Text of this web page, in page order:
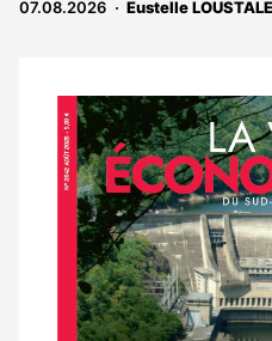
07.08.2026 Eustelle
Notre
dernier
magazine